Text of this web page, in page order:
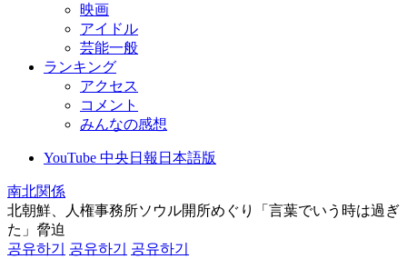
映画
アイドル
芸能一般
ランキング
アクセス
コメント
みんなの感想
YouTube 中央日報日本語版
南北関係
北朝鮮、人権事務所ソウル開所めぐり「言葉でいう時は過ぎ
た」脅迫
공유하기
공유하기
공유하기